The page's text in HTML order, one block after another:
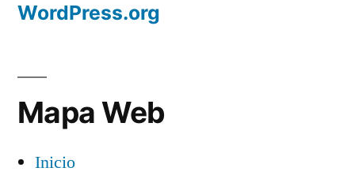
WordPress.org
Mapa Web
Inicio